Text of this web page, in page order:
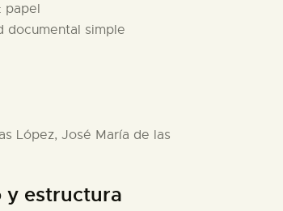
papel
documental simple
López, José María de las
y estructura